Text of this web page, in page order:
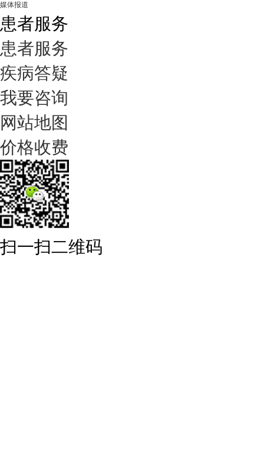
媒体报道
患者服务
患者服务
疾病答疑
我要咨询
网站地图
价格收费
扫一扫二维码